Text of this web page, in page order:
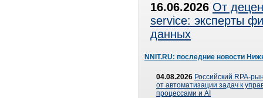
16.06.2026 От
service: эксперты
данных
NNIT.RU: последние новости
04.08.2026 Российский RPA-
от автоматизации задач к
процессами и AI